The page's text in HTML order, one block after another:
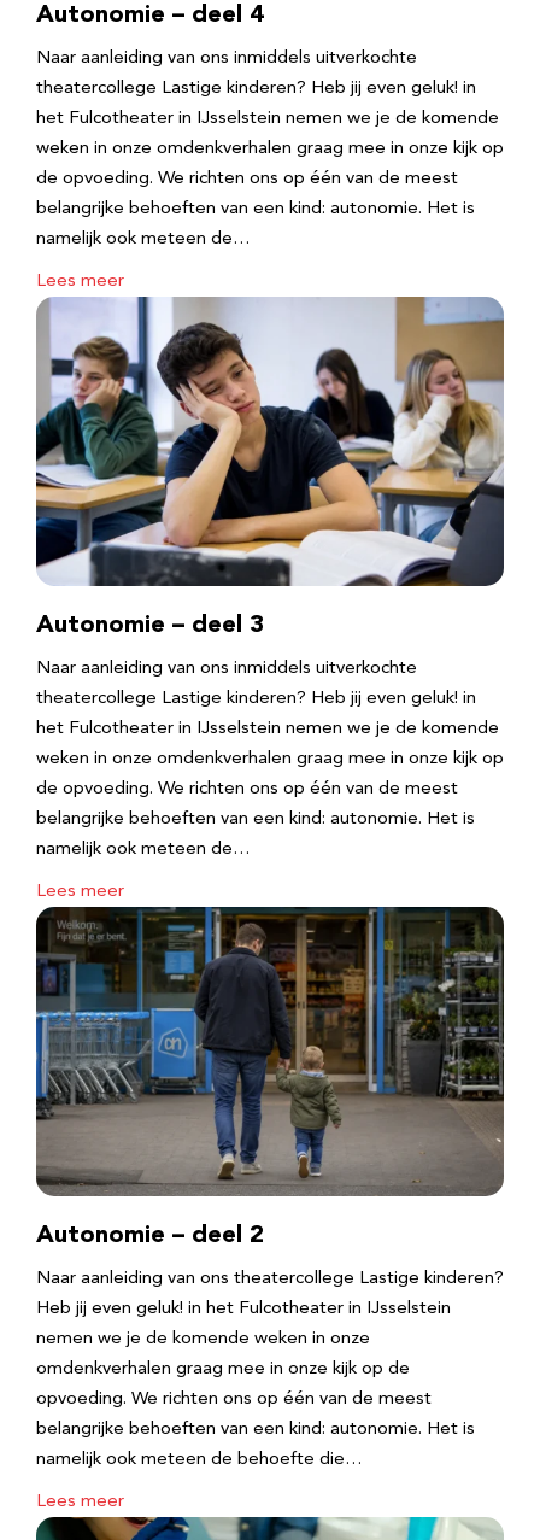
Autonomie – deel 4
Naar aanleiding van ons inmiddels uitverkochte
theatercollege Lastige kinderen? Heb jij even geluk! in
het Fulcotheater in IJsselstein nemen we je de komende
weken in onze omdenkverhalen graag mee in onze kijk op
de opvoeding. We richten ons op één van de meest
belangrijke behoeften van een kind: autonomie. Het is
namelijk ook meteen de…
Lees meer
Autonomie – deel 3
Naar aanleiding van ons inmiddels uitverkochte
theatercollege Lastige kinderen? Heb jij even geluk! in
het Fulcotheater in IJsselstein nemen we je de komende
weken in onze omdenkverhalen graag mee in onze kijk op
de opvoeding. We richten ons op één van de meest
belangrijke behoeften van een kind: autonomie. Het is
namelijk ook meteen de…
Lees meer
Autonomie – deel 2
Naar aanleiding van ons theatercollege Lastige kinderen?
Heb jij even geluk! in het Fulcotheater in IJsselstein
nemen we je de komende weken in onze
omdenkverhalen graag mee in onze kijk op de
opvoeding. We richten ons op één van de meest
belangrijke behoeften van een kind: autonomie. Het is
namelijk ook meteen de behoefte die…
Lees meer